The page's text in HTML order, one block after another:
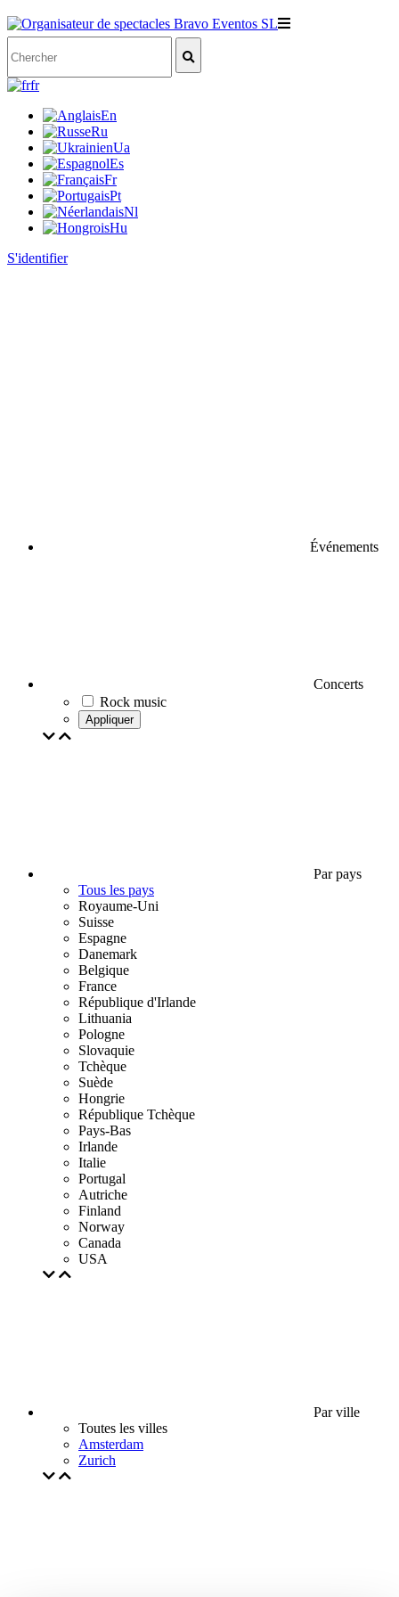
fr
En
Ru
Ua
Es
Fr
Pt
Nl
Hu
S'identifier
Événements
Concerts
Rock music
Appliquer
Par pays
Tous les pays
Royaume-Uni
Suisse
Espagne
Danemark
Belgique
France
République d'Irlande
Lithuania
Pologne
Slovaquie
Tchèque
Suède
Hongrie
République Tchèque
Pays-Bas
Irlande
Italie
Portugal
Autriche
Finland
Norway
Canada
USA
Par ville
Toutes les villes
Amsterdam
Zurich